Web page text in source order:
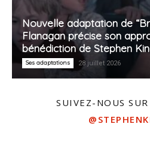
Nouvelle adaptation de
Flanagan précise son
bénédiction de Stephen
Ses adaptations 28 juillet 2026
SUIVEZ-NOUS